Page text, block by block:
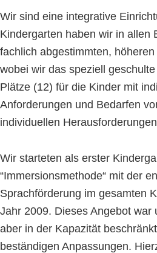
Wir sind eine integrative
Kindergarten haben wir in allen
fachlich abgestimmten,
wobei wir das speziell
Plätze (12) für die Kinder mit
Anforderungen und Bedarfen
individuellen
Wir starteten als erster
“Immersionsmethode“ mit der
Sprachförderung im gesamten
Jahr 2009. Dieses Angebot war
aber in der Kapazität
beständigen Anpassungen.